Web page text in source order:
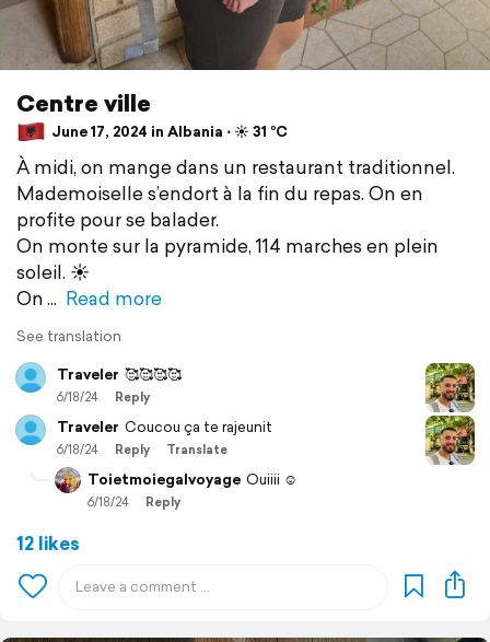
Centre ville
June 17, 2024 in Albania ⋅ ☀️ 31 °C
À midi, on mange dans un restaurant traditionnel.
Mademoiselle s’endort à la fin du repas. On en
profite pour se balader.
On monte sur la pyramide, 114 marches en plein
soleil. ☀️
On
Read more
See translation
Traveler 🥰🥰🥰🥰
6/18/24 Reply
Traveler Coucou ça te rajeunit
6/18/24 Reply Translate
Toietmoiegalvoyage Ouiiii ☺️
6/18/24 Reply
12 likes